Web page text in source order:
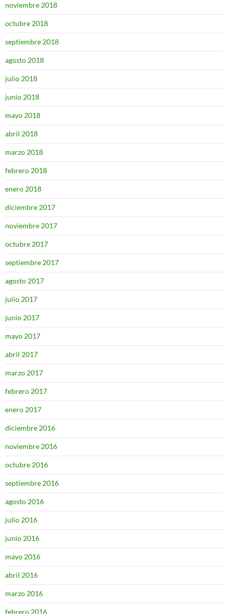
noviembre 2018
octubre 2018
septiembre 2018
agosto 2018
julio 2018
junio 2018
mayo 2018
abril 2018
marzo 2018
febrero 2018
enero 2018
diciembre 2017
noviembre 2017
octubre 2017
septiembre 2017
agosto 2017
julio 2017
junio 2017
mayo 2017
abril 2017
marzo 2017
febrero 2017
enero 2017
diciembre 2016
noviembre 2016
octubre 2016
septiembre 2016
agosto 2016
julio 2016
junio 2016
mayo 2016
abril 2016
marzo 2016
febrero 2016